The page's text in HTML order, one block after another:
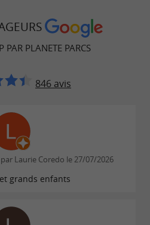
PAR PLANETE PARCS
846 avis
Laurie Coredo le 27/07/2026
grands enfants